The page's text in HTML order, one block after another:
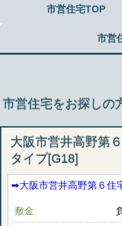
市営住宅TOP
市営
市営住宅をお探しの
大阪市営井高野第
タイプ[G18]
➡︎大阪市営井高野第６住
敷金